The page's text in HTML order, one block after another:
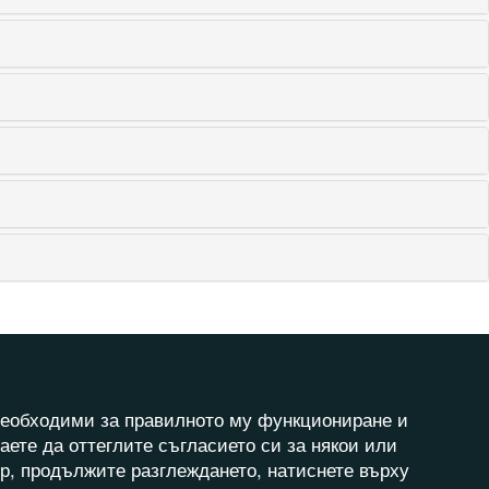
за правилното му функциониране и
да оттеглите съгласието си за някои или
продължите разглеждането, натиснете върху